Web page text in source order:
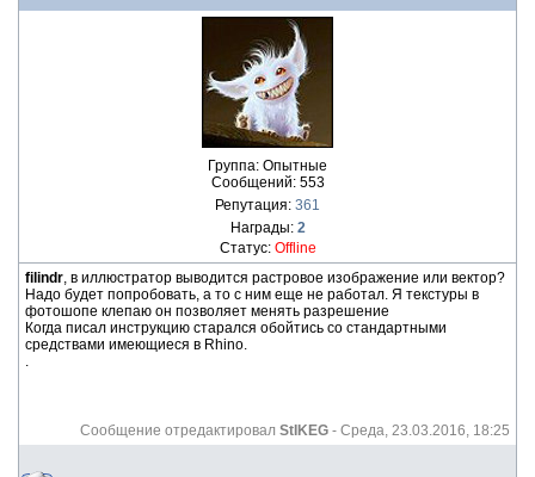
Группа: Опытные
Сообщений: 553
Репутация: 361
Награды: 2
Статус: Offline
filindr, в иллюстратор выводится растровое изображение или вектор?
Надо будет попробовать, а то с ним еще не работал. Я текстуры в
фотошопе клепаю он позволяет менять разрешение
Когда писал инструкцию старался обойтись со стандартными
средствами имеющиеся в Rhino.
.
Сообщение отредактировал StIKEG - Среда, 23.03.2016, 18:25